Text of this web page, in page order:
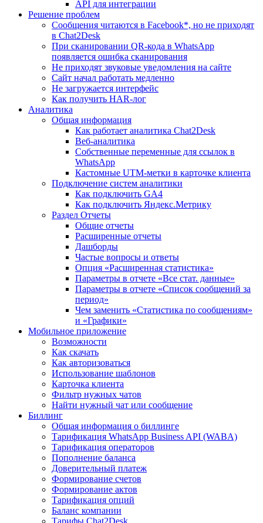
API для интеграции
Решение проблем
Сообщения читаются в Facebook*, но не приходят
в Chat2Desk
При сканировании QR-кода в WhatsApp
появляется ошибка сканирования
Не приходят звуковые уведомления на сайте
Сайт начал работать медленно
Не загружается интерфейс
Как получить HAR-лог
Аналитика
Общая информация
Как работает аналитика Chat2Desk
Веб-аналитика
Собственные переменные для ссылок в
WhatsApp
Кастомные UTM-метки в карточке клиента
Подключение систем аналитики
Как подключить GA4
Как подключить Яндекс.Метрику
Раздел Отчеты
Общие отчеты
Расширенные отчеты
Дашборды
Частые вопросы и ответы
Опция «Расширенная статистика»
Параметры в отчете «Все стат. данные»
Параметры в отчете «Список сообщений за
период»
Чем заменить «Статистика по сообщениям»
и «Графики»
Мобильное приложение
Возможности
Как скачать
Как авторизоваться
Использование шаблонов
Карточка клиента
Фильтр нужных чатов
Найти нужный чат или сообщение
Биллинг
Общая информация о биллинге
Тарификация WhatsApp Business API (WABA)
Тарификация операторов
Пополнение баланса
Доверительный платеж
Формирование счетов
Формирование актов
Тарификация опций
Баланс компании
Тарифы Chat2Desk